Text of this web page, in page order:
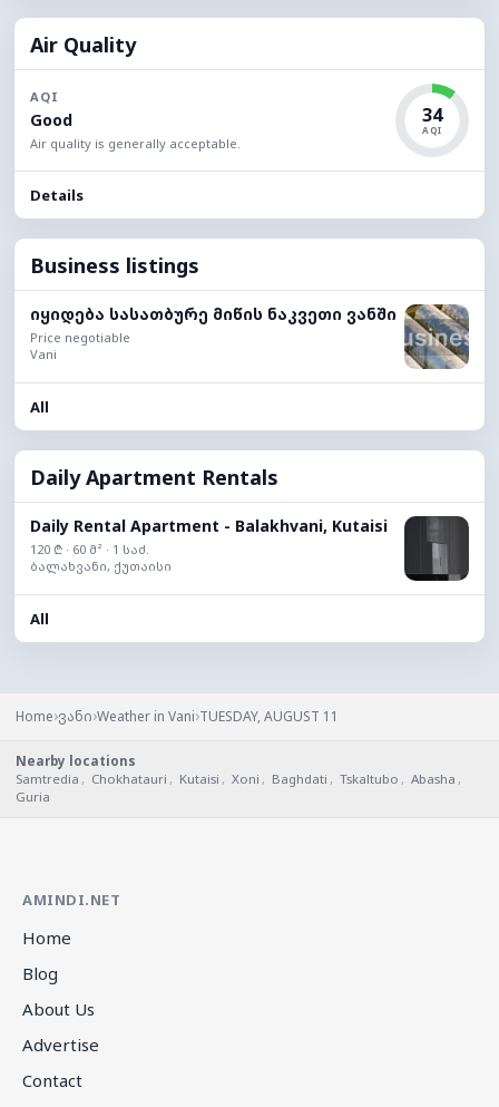
Air Quality
AQI
Good
Air quality is generally acceptable.
34
AQI
Details
Business listings
იყიდება სასათბურე მიწის ნაკვეთი ვანში
Price negotiable
Vani
All
Daily Apartment Rentals
Daily Rental Apartment - Balakhvani, Kutaisi
120 ₾ · 60 მ² · 1 საძ.
ბალახვანი, ქუთაისი
All
Home›ვანი›Weather in Vani›TUESDAY, AUGUST 11
Nearby locations
Samtredia , Chokhatauri , Kutaisi , Xoni , Baghdati , Tskaltubo , Abasha ,
Guria
AMINDI.NET
Home
Blog
About Us
Advertise
Contact